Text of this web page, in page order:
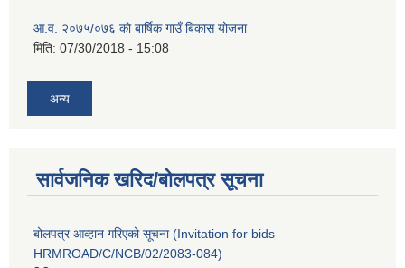
आ.व. २०७५/०७६ काे बार्षिक गाउँ बिकास योजना
मिति: 07/30/2018 - 15:08
अन्य
सार्वजनिक खरिद/बोलपत्र सूचना
बोलपत्र आव्हान गरिएको सूचना (Invitation for bids
HRMROAD/C/NCB/02/2083-084)